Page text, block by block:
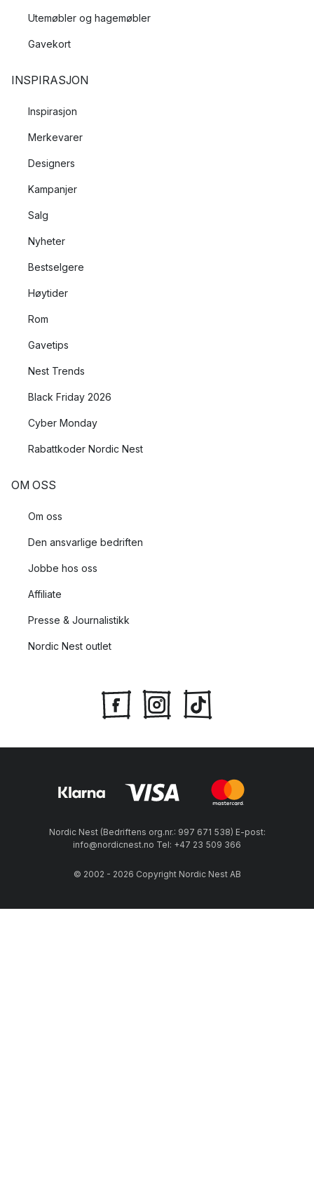
Utemøbler og hagemøbler
Gavekort
INSPIRASJON
Inspirasjon
Merkevarer
Designers
Kampanjer
Salg
Nyheter
Bestselgere
Høytider
Rom
Gavetips
Nest Trends
Black Friday 2026
Cyber Monday
Rabattkoder Nordic Nest
OM OSS
Om oss
Den ansvarlige bedriften
Jobbe hos oss
Affiliate
Presse & Journalistikk
Nordic Nest outlet
Nordic Nest (Bedriftens org.nr.: 997 671 538) E-post:
info@nordicnest.no Tel: +47 23 509 366
© 2002 - 2026 Copyright Nordic Nest AB